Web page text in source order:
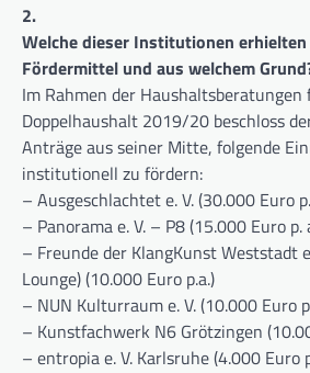
2.
Welche dieser Institutionen
Fördermittel und aus welchem
Im Rahmen der Haushaltsberatungen
Doppelhaushalt 2019/20 beschloss
Anträge aus seiner Mitte, folgende
institutionell zu fördern:
– Ausgeschlachtet e. V. (30.000 Euro
– Panorama e. V. – P8 (15.000 Euro p.
– Freunde der KlangKunst Weststadt
Lounge) (10.000 Euro p.a.)
– NUN Kulturraum e. V. (10.000 Euro
– Kunstfachwerk N6 Grötzingen
– entropia e. V. Karlsruhe (4.000 Euro